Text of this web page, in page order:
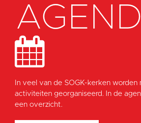
In veel van de SOGK-kerken worden
activiteiten georganiseerd. In de
een overzicht.